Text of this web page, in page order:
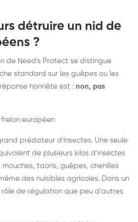
détruire un nid de
?
de Need's Protect se distingue
standard sur les guêpes ou les
honnête est : non, pas
européen
prédateur d'insectes. Une seule
de plusieurs kilos d'insectes
taons, guêpes, chenilles
des nuisibles agricoles. Dans un
rôle de régulation que peu d'autres